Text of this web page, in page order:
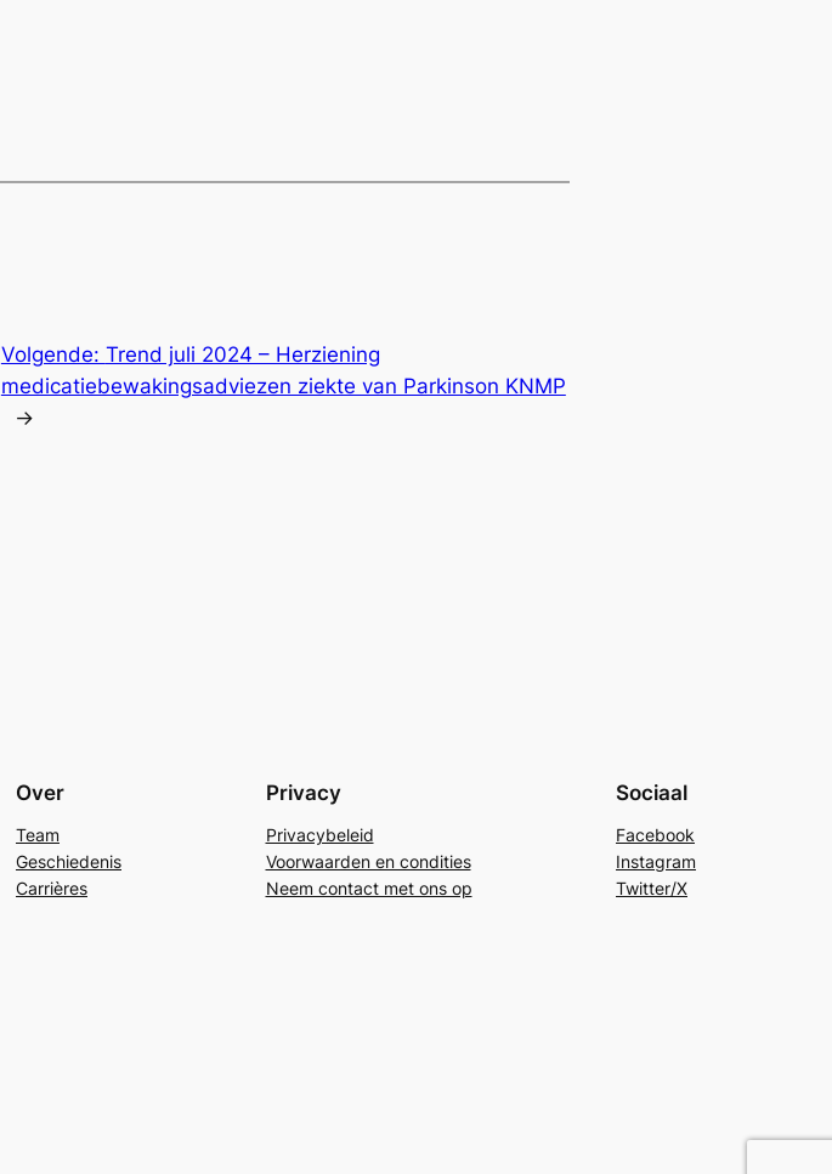
Volgende: Trend juli 2024 – Herziening
medicatiebewakingsadviezen ziekte van Parkinson KNMP
→
Over
Team
Geschiedenis
Carrières
Privacy
Privacybeleid
Voorwaarden en condities
Neem contact met ons op
Sociaal
Facebook
Instagram
Twitter/X